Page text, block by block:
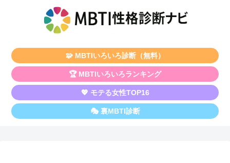
🧩 MBTIいろいろ診断（無料）
🏆 MBTIいろいろランキング
💖 モテる女性TOP16
🎭 裏MBTI診断